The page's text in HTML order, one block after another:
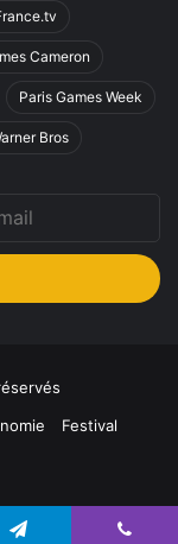
Cameron
Paris Games Week
Bros
Festival